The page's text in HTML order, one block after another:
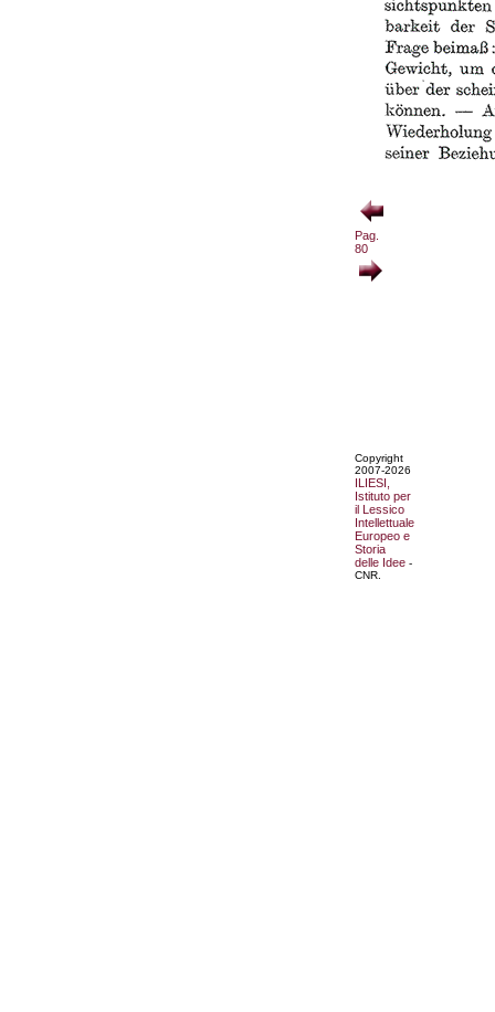
Pag.
80
Copyright
2007-2026
ILIESI,
Istituto per
il Lessico
Intellettuale
Europeo e
Storia
delle Idee -
CNR.